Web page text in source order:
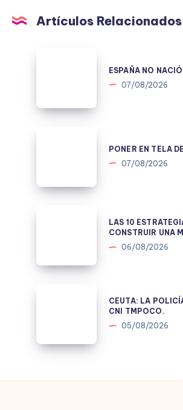
Artículos Relacionados
1978.
ESPAÑA NO
07/08/2026
JUICIO
PONER EN TELA
07/08/2026
CONSTRUIR
LAS 10
CONSTRUIR UNA
06/08/2026
ES
EL
CEUTA: LA
CNI TMPOCO.
05/08/2026